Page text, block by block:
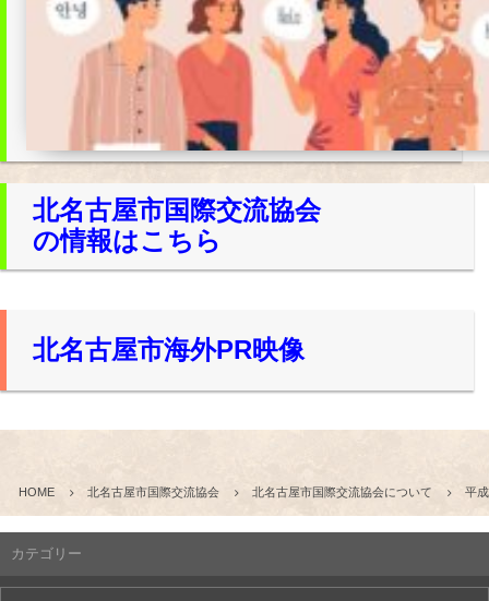
北名古屋市国際交流協会
の情報はこちら
北名古屋市海外PR映像
HOME 北名古屋市国際交流協会 北名古屋市国際交流協会について 平
カテゴリー